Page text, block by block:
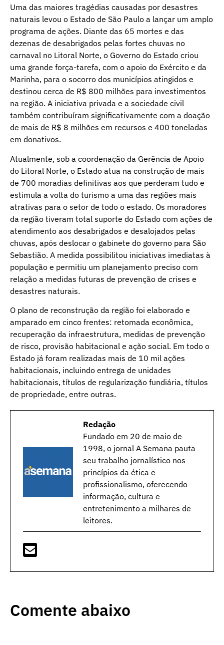
Uma das maiores tragédias causadas por desastres
naturais levou o Estado de São Paulo a lançar um amplo
programa de ações. Diante das 65 mortes e das
dezenas de desabrigados pelas fortes chuvas no
carnaval no Litoral Norte, o Governo do Estado criou
uma grande força-tarefa, com o apoio do Exército e da
Marinha, para o socorro dos municípios atingidos e
destinou cerca de R$ 800 milhões para investimentos
na região. A iniciativa privada e a sociedade civil
também contribuíram significativamente com a doação
de mais de R$ 8 milhões em recursos e 400 toneladas
em donativos.
Atualmente, sob a coordenação da Gerência de Apoio
do Litoral Norte, o Estado atua na construção de mais
de 700 moradias definitivas aos que perderam tudo e
estimula a volta do turismo a uma das regiões mais
atrativas para o setor de todo o estado. Os moradores
da região tiveram total suporte do Estado com ações de
atendimento aos desabrigados e desalojados pelas
chuvas, após deslocar o gabinete do governo para São
Sebastião. A medida possibilitou iniciativas imediatas à
população e permitiu um planejamento preciso com
relação a medidas futuras de prevenção de crises e
desastres naturais.
O plano de reconstrução da região foi elaborado e
amparado em cinco frentes: retomada econômica,
recuperação da infraestrutura, medidas de prevenção
de risco, provisão habitacional e ação social. Em todo o
Estado já foram realizadas mais de 10 mil ações
habitacionais, incluindo entrega de unidades
habitacionais, títulos de regularização fundiária, títulos
de propriedade, entre outras.
Redação
Fundado em 20 de maio de
1998, o jornal A Semana pauta
seu trabalho jornalístico nos
princípios da ética e
profissionalismo, oferecendo
informação, cultura e
entretenimento a milhares de
leitores.
Comente abaixo